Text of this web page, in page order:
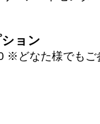
ョン
※どなた様でもご